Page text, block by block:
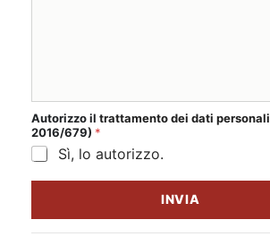
Autorizzo il trattamento dei dati personali
2016/679) *
Sì, lo autorizzo.
INVIA